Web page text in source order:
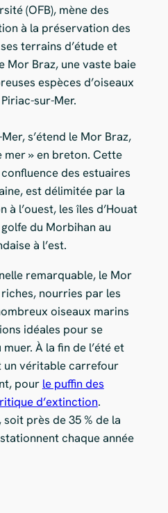
(OFB), mène des
à la préservation des
terrains d’étude et
Mor Braz, une vaste baie
espèces d’oiseaux
sur-Mer.
s’étend le Mor Braz,
» en breton. Cette
des estuaires
est délimitée par la
à l’ouest, les îles d’Houat
du Morbihan au
à l’est.
remarquable, le Mor
nourries par les
oiseaux marins
idéales pour se
À la fin de l’été et
un véritable carrefour
pour le puffin des
d’extinction.
près de 35 % de la
chaque année